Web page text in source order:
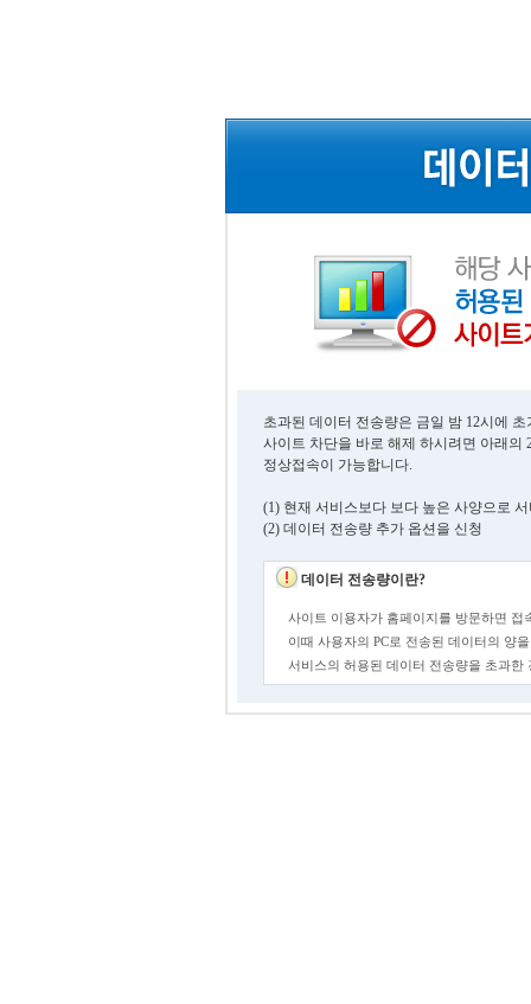
초과된 데이터 전송량은 금일 밤 12시에
사이트 차단을 바로 해제 하시려면 아래의
정상접속이 가능합니다.
(1) 현재 서비스보다 보다 높은 사양으로
(2) 데이터 전송량 추가 옵션을 신청
데이터 전송량이란?
사이트 이용자가 홈페이지를 방문하면 접
이때 사용자의 PC로 전송된 데이터의 양
서비스의 허용된 데이터 전송량을 초과